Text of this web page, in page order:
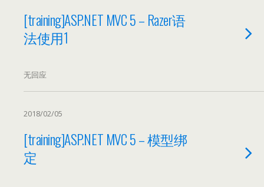
[training]ASP.NET MVC 5 – Razer语
法使用1
无回应
2018/02/05
[training]ASP.NET MVC 5 – 模型绑
定